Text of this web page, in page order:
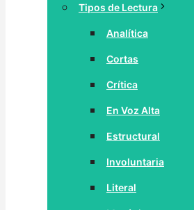
Tipos de Lectura
Analítica
Cortas
Crítica
En Voz Alta
Estructural
Involuntaria
Literal